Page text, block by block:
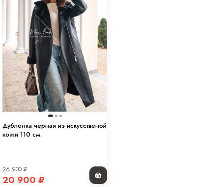
Дубленка черная из искусственой
кожи 110 см.
26 900₽
20 900 ₽